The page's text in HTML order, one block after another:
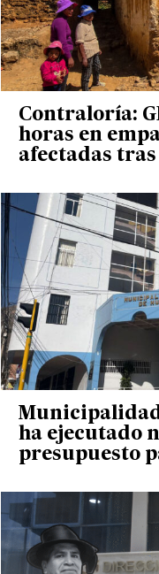
Contraloría:
horas en
afectadas
ha ejecutado
presupuesto